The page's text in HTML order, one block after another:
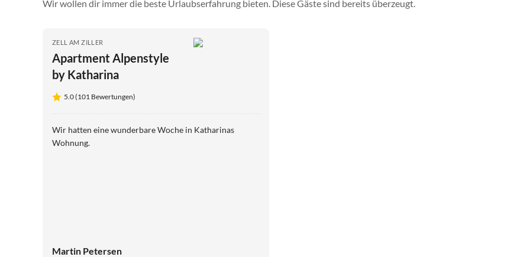
Wir wollen dir immer die beste Urlaubserfahrung bieten. Diese Gäste sind bereits überzeugt.
ZELL AM ZILLER
Apartment Alpenstyle
by Katharina
5.0 (101 Bewertungen)
Wir hatten eine wunderbare Woche in Katharinas
Wohnung.
Martin Petersen